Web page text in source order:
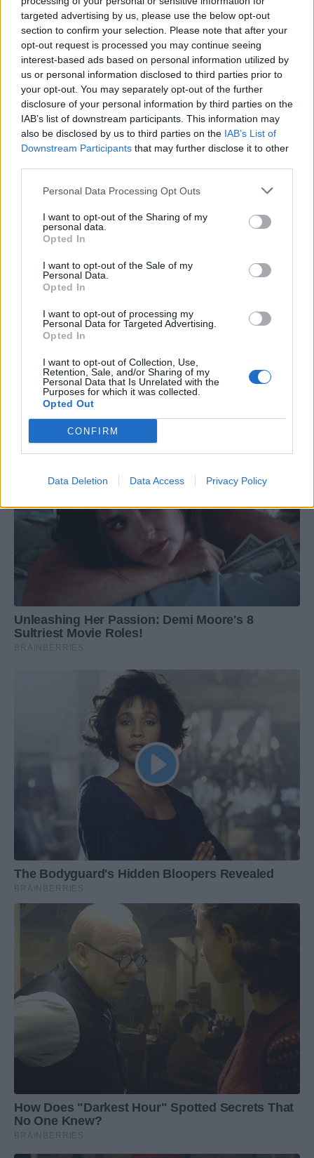
targeted advertising by us, please use the below opt-out
section to confirm your selection. Please note that after your
opt-out request is processed you may continue seeing
interest-based ads based on personal information utilized by
us or personal information disclosed to third parties prior to
your opt-out. You may separately opt-out of the further
disclosure of your personal information by third parties on the
IAB’s list of downstream participants. This information may
also be disclosed by us to third parties on the IAB’s List of
Downstream Participants that may further disclose it to other
Personal Data Processing Opt Outs
I want to opt-out of the Sharing of my
personal data.
Opted In
I want to opt-out of the Sale of my
Personal Data.
Opted In
I want to opt-out of processing my
Personal Data for Targeted Advertising.
Opted In
I want to opt-out of Collection, Use,
Retention, Sale, and/or Sharing of my
Personal Data that Is Unrelated with the
Purposes for which it was collected.
Opted Out
CONFIRM
Data Deletion Data Access Privacy Policy